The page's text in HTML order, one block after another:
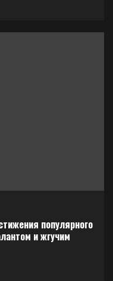
популярного
и жгучим